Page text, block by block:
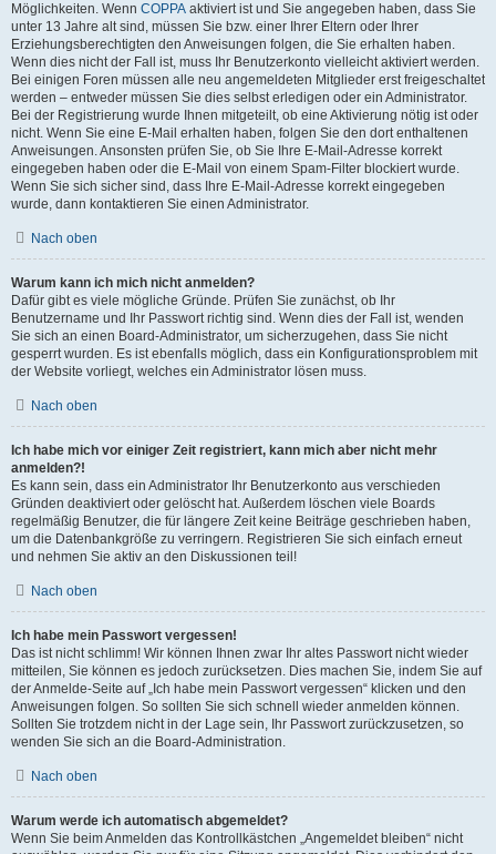
Möglichkeiten. Wenn COPPA aktiviert ist und Sie angegeben haben, dass Sie
unter 13 Jahre alt sind, müssen Sie bzw. einer Ihrer Eltern oder Ihrer
Erziehungsberechtigten den Anweisungen folgen, die Sie erhalten haben.
Wenn dies nicht der Fall ist, muss Ihr Benutzerkonto vielleicht aktiviert werden.
Bei einigen Foren müssen alle neu angemeldeten Mitglieder erst freigeschaltet
werden – entweder müssen Sie dies selbst erledigen oder ein Administrator.
Bei der Registrierung wurde Ihnen mitgeteilt, ob eine Aktivierung nötig ist oder
nicht. Wenn Sie eine E-Mail erhalten haben, folgen Sie den dort enthaltenen
Anweisungen. Ansonsten prüfen Sie, ob Sie Ihre E-Mail-Adresse korrekt
eingegeben haben oder die E-Mail von einem Spam-Filter blockiert wurde.
Wenn Sie sich sicher sind, dass Ihre E-Mail-Adresse korrekt eingegeben
wurde, dann kontaktieren Sie einen Administrator.
Nach oben
Warum kann ich mich nicht anmelden?
Dafür gibt es viele mögliche Gründe. Prüfen Sie zunächst, ob Ihr
Benutzername und Ihr Passwort richtig sind. Wenn dies der Fall ist, wenden
Sie sich an einen Board-Administrator, um sicherzugehen, dass Sie nicht
gesperrt wurden. Es ist ebenfalls möglich, dass ein Konfigurationsproblem mit
der Website vorliegt, welches ein Administrator lösen muss.
Nach oben
Ich habe mich vor einiger Zeit registriert, kann mich aber nicht mehr
anmelden?!
Es kann sein, dass ein Administrator Ihr Benutzerkonto aus verschieden
Gründen deaktiviert oder gelöscht hat. Außerdem löschen viele Boards
regelmäßig Benutzer, die für längere Zeit keine Beiträge geschrieben haben,
um die Datenbankgröße zu verringern. Registrieren Sie sich einfach erneut
und nehmen Sie aktiv an den Diskussionen teil!
Nach oben
Ich habe mein Passwort vergessen!
Das ist nicht schlimm! Wir können Ihnen zwar Ihr altes Passwort nicht wieder
mitteilen, Sie können es jedoch zurücksetzen. Dies machen Sie, indem Sie auf
der Anmelde-Seite auf „Ich habe mein Passwort vergessen“ klicken und den
Anweisungen folgen. So sollten Sie sich schnell wieder anmelden können.
Sollten Sie trotzdem nicht in der Lage sein, Ihr Passwort zurückzusetzen, so
wenden Sie sich an die Board-Administration.
Nach oben
Warum werde ich automatisch abgemeldet?
Wenn Sie beim Anmelden das Kontrollkästchen „Angemeldet bleiben“ nicht